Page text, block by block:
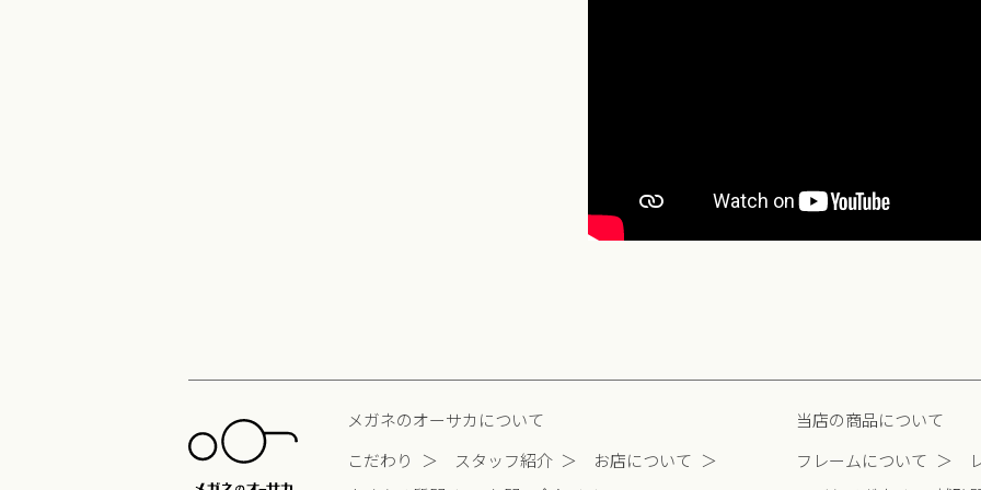
メガネのオーサカについて
こだわり
スタッフ紹介
お店について
当店の商品について
フレームについて